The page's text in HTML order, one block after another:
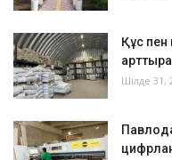
Құс
Шілде 31,